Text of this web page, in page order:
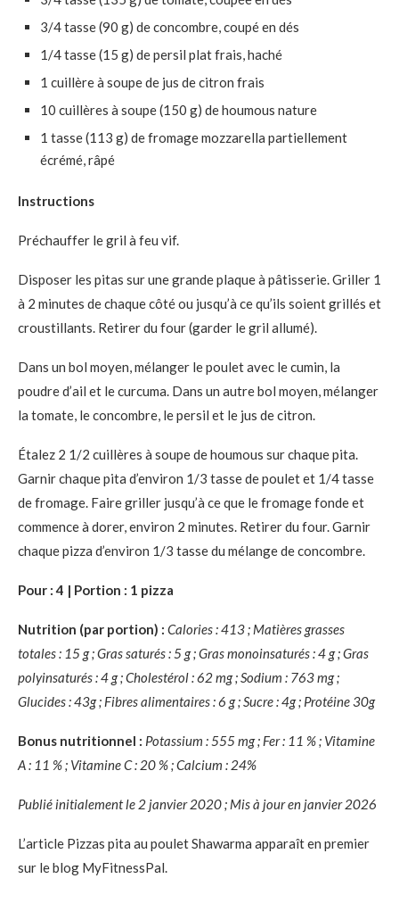
3/4 tasse (90 g) de concombre, coupé en dés
1/4 tasse (15 g) de persil plat frais, haché
1 cuillère à soupe de jus de citron frais
10 cuillères à soupe (150 g) de houmous nature
1 tasse (113 g) de fromage mozzarella partiellement
écrémé, râpé
Instructions
Préchauffer le gril à feu vif.
Disposer les pitas sur une grande plaque à pâtisserie. Griller 1
à 2 minutes de chaque côté ou jusqu’à ce qu’ils soient grillés et
croustillants. Retirer du four (garder le gril allumé).
Dans un bol moyen, mélanger le poulet avec le cumin, la
poudre d’ail et le curcuma. Dans un autre bol moyen, mélanger
la tomate, le concombre, le persil et le jus de citron.
Étalez 2 1/2 cuillères à soupe de houmous sur chaque pita.
Garnir chaque pita d’environ 1/3 tasse de poulet et 1/4 tasse
de fromage. Faire griller jusqu’à ce que le fromage fonde et
commence à dorer, environ 2 minutes. Retirer du four. Garnir
chaque pizza d’environ 1/3 tasse du mélange de concombre.
Pour : 4 | Portion : 1 pizza
Nutrition (par portion) : Calories : 413 ; Matières grasses
totales : 15 g ; Gras saturés : 5 g ; Gras monoinsaturés : 4 g ; Gras
polyinsaturés : 4 g ; Cholestérol : 62 mg ; Sodium : 763 mg ;
Glucides : 43g ; Fibres alimentaires : 6 g ; Sucre : 4g ; Protéine 30g
Bonus nutritionnel : Potassium : 555 mg ; Fer : 11 % ; Vitamine
A : 11 % ; Vitamine C : 20 % ; Calcium : 24%
Publié initialement le 2 janvier 2020 ; Mis à jour en janvier 2026
L’article Pizzas pita au poulet Shawarma apparaît en premier
sur le blog MyFitnessPal.